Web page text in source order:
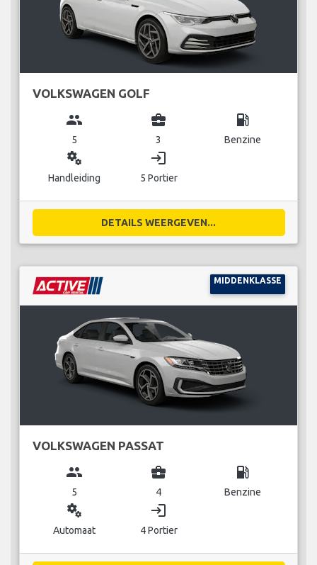
VOLKSWAGEN GOLF
group
5
business_center
3
local_gas_station
Benzine
miscellaneous_services
Handleiding
login
5 Portier
DETAILS WEERGEVEN...
MIDDENKLASSE
VOLKSWAGEN PASSAT
group
5
business_center
4
local_gas_station
Benzine
miscellaneous_services
Automaat
login
4 Portier